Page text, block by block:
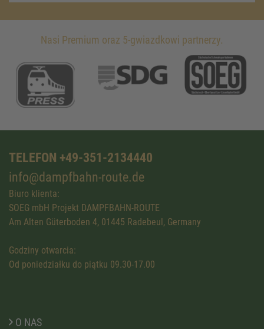
Nasi Premium oraz 5-gwiazdkowi partnerzy.
TELEFON +49-351-2134440
info@dampfbahn-route.de
Biuro klienta:
SOEG mbH Projekt DAMPFBAHN-ROUTE
Am Alten Güterboden 4, 01445 Radebeul, Germany
Godziny otwarcia:
Od poniedziałku do piątku 09.30-17.00
O NAS